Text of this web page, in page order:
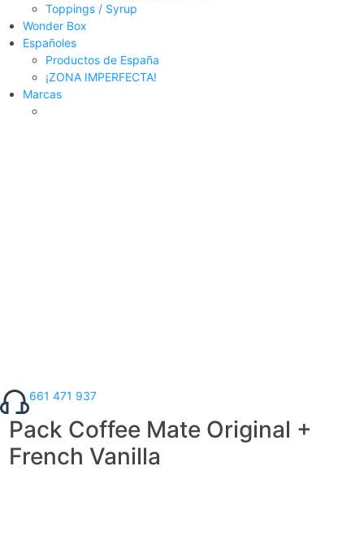
Toppings / Syrup
Wonder Box
Españoles
Productos de España
¡ZONA IMPERFECTA!
Marcas
661 471 937
Pack Coffee Mate Original +
French Vanilla